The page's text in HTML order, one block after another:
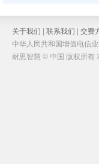
关于我们 联系我们 交费
中华人民共和国增值电信
耐思智慧 © 中国 版权所有